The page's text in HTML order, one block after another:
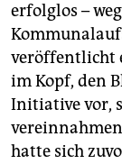
erfolglos –
veröffentlicht
im Kopf, den
Initiative vor,
hatte sich